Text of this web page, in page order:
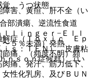
、うつ状態。
部潰瘍、逆流性食道
ｌｉｎｇｅｒ−Ｅｌｌ
５％未満）発熱、
節痛、（頻度不明）頻
痛、発汗、筋力低下、
性化乳房、及びＢＵＮ
害、黄疸、肝不全（い
症（Ｔｏｘｉｃ Ｅｐ
ｓ：ＴＥＮ）、皮膚粘
ｎｓｏｎ症候群）（い